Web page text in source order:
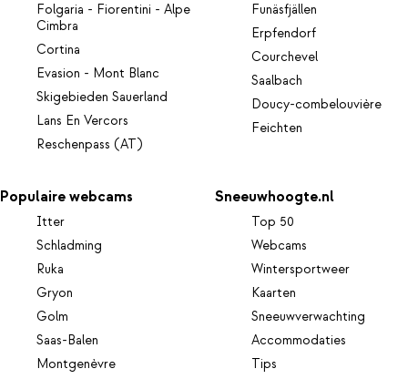
Folgaria - Fiorentini - Alpe
Cimbra
Cortina
Evasion - Mont Blanc
Skigebieden Sauerland
Lans En Vercors
Reschenpass (AT)
Funäsfjällen
Erpfendorf
Courchevel
Saalbach
Doucy-combelouvière
Feichten
Populaire webcams
Itter
Schladming
Ruka
Gryon
Golm
Saas-Balen
Montgenèvre
Sneeuwhoogte.nl
Top 50
Webcams
Wintersportweer
Kaarten
Sneeuwverwachting
Accommodaties
Tips